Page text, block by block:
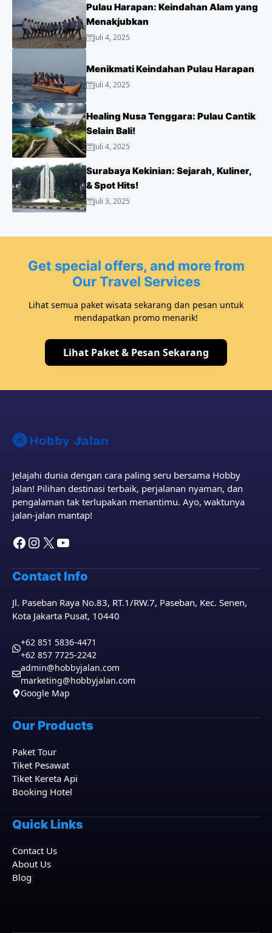
Pulau Harapan: Keindahan Alam yang
Menakjubkan
Juli 4, 2025
Menikmati Keindahan Pulau Harapan
Juli 4, 2025
Healing Nusa Tenggara: Pulau Cantik
Selain Bali!
Juli 4, 2025
Surabaya Kekinian: Sejarah, Kuliner,
& Spot Hits!
Juli 3, 2025
Get special offers, and more from
Our Travel Services
Lihat semua paket wisata sekarang dan pesan untuk
mendapatkan promo menarik!
Lihat Paket & Pesan Sekarang
Jelajahi dunia dengan cara paling seru bersama Hobby
Jalan! Pilihan destinasi terbaik, perjalanan nyaman, dan
pengalaman tak terlupakan menantimu. Ayo, waktunya
jalan-jalan mantap!
Facebook
Instagram
X YouTube
Contact Info
Jl. Paseban Raya No.83, RT.1/RW.7, Paseban, Kec. Senen,
Kota Jakarta Pusat, 10440
+62 851 5836-4471
+62 857 7725-2242
admin@hobbyjalan.com
marketing@hobbyjalan.com
Google Map
Our Products
Paket Tour
Tiket Pesawat
Tiket Kereta Api
Booking Hotel
Quick Links
Contact Us
About Us
Blog